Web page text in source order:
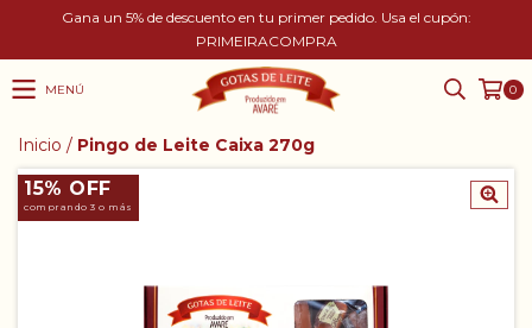
Gana un 5% de descuento en tu primer pedido. Usa el cupón:
PRIMEIRACOMPRA
MENÚ 0
Inicio / Pingo de Leite Caixa 270g
15% OFF
comprando 3 o más